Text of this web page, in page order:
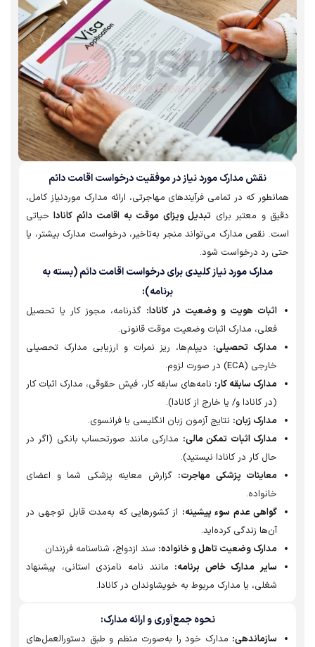
نقش مدارک مورد نیاز در موفقیت درخواست اقامت دائم
که در تمامی فرآیندهای مهاجرتی، ارائه مدارک موردنیاز کامل،
و معتبر برایتبدیل ویزای موقت به اقامت دائم کاناداحیاتی
نقص مدارک می‌تواند منجر به‌تاخیر، درخواست مدارک بیشتر، یا
رد درخواست شود.
مدارک مورد نیاز کلیدی برای درخواست اقامت دائم (بسته به
اثبات هویت و وضعیت در کانادا: گذرنامه، مجوز کار یا تحصیل
فعلی، مدارک اثبات وضعیت موقت قانونی.
مدارک تحصیلی: دیپلم‌ها، ریز نمرات و ارزیابی مدارک تحصیلی
مدارک سابقه کار:نامه‌های سابقه کار، فیش حقوقی، مدارک اثبات کار
(در کانادا و/ یا خارج از کانادا).
مدارک زبان:نتایج آزمون زبان انگلیسی یا فرانسوی.
مدارک اثبات تمکن مالی:مدارکی مانند صورتحساب بانکی (اگر در
حال کار در کانادا نیستید).
معاینات پزشکی مهاجرت: گزارش معاینه پزشکی شما و اعضای
گواهی عدم سوء پیشینه:از کشورهایی که به‌مدت قابل توجهی در
آن‌ها زندگی کرده‌اید.
مدارک وضعیت تاهل و خانواده:سند ازدواج، شناسنامه فرزندان.
سایر مدارک خاص برنامه:مانند نامه نامزدی استانی، پیشنهاد
شغلی، یا مدارک مربوط به خویشاوندان در کانادا.
نحوه جمع‌آوری و ارائه مدارک:
سازماندهی:مدارک خود را به‌صورت منظم و طبق دستورالعمل‌های